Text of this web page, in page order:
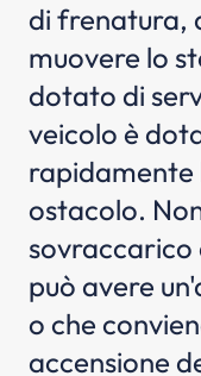
di frenatura,
muovere lo
dotato di
veicolo è
rapidamente
ostacolo.
sovraccarico
può avere
o che
accensione